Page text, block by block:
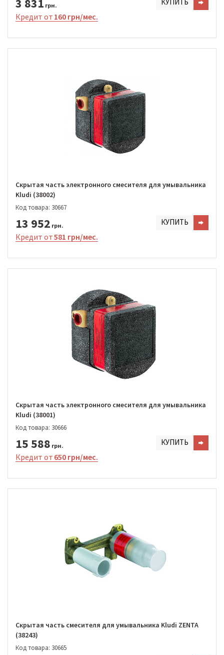
3 831 грн.
Кредит от 160 грн/мес.
Скрытая часть электронного смесителя для умывальника
Kludi (38002)
Код товара: 30667
13 952 грн. КУПИТЬ
Кредит от581 грн/мес.
Скрытая часть электронного смесителя для умывальника
Kludi (38001)
Код товара: 30666
15 588 грн. КУПИТЬ
Кредит от 650 грн/мес.
Скрытая часть смесителя для умывальника Kludi ZENTA
(38243)
Код товара: 30665